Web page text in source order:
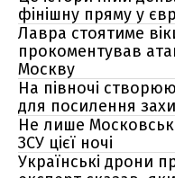
фінішну пряму у
Лавра стоятиме
прокоментував
Москву
На півночі
для посилення
Не лише
ЗСУ цієї ночі
Українські дрони